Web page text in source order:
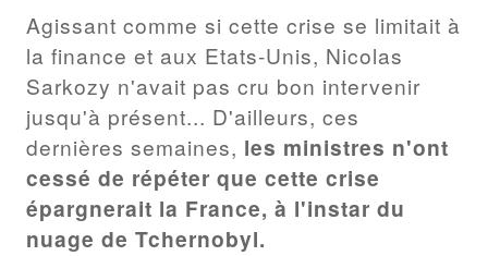
Agissant comme si cette crise se limitait à
la finance et aux Etats-Unis, Nicolas
Sarkozy n'avait pas cru bon intervenir
jusqu'à présent... D'ailleurs, ces
dernières semaines, les ministres n'ont
cessé de répéter que cette crise
épargnerait la France, à l'instar du
nuage de Tchernobyl.